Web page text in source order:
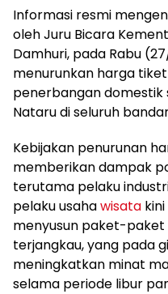
Informasi resmi
oleh Juru Bicara
Damhuri, pada Rabu
menurunkan harga
penerbangan domestik
Nataru di seluruh
Kebijakan penurunan
memberikan dampak
terutama pelaku
pelaku usahawisata
menyusun paket-
terjangkau, yang pada
meningkatkan minat
selama periode libur